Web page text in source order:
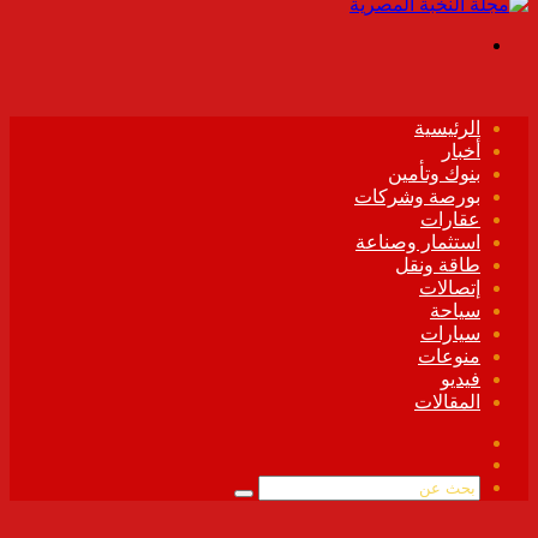
الرئيسية
أخبار
بنوك وتأمين
بورصة وشركات
عقارات
استثمار وصناعة
طاقة ونقل
إتصالات
سياحة
سيارات
منوعات
فيديو
المقالات
الموقع
بحث